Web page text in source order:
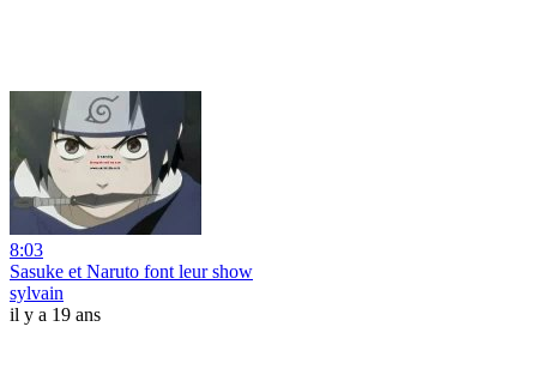
8:03
Sasuke et Naruto font leur show
sylvain
il y a 19 ans